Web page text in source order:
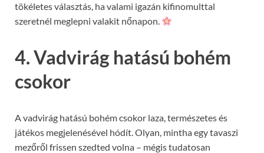
tökéletes választás, ha valami igazán kifinomulttal
szeretnél meglepni valakit nőnapon.
4. Vadvirág hatású bohém
csokor
A vadvirág hatású bohém csokor laza, természetes és
játékos megjelenésével hódít. Olyan, mintha egy tavaszi
mezőről frissen szedted volna – mégis tudatosan